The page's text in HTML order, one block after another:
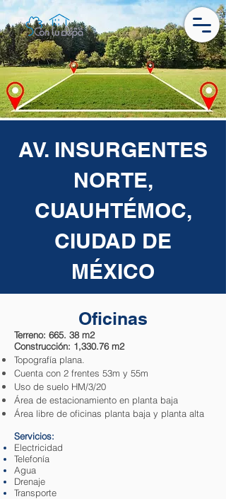
AV. INSURGENTES
NORTE,
CUAUHTÉMOC,
CIUDAD DE
MÉXICO
Oficinas
Terreno: 665. 38 m2
Construcción: 1,330.76 m2
Topografía plana.
Cuenta con 2 frentes 53m y 55m
Uso de suelo HM/3/20
Área de estacionamiento en planta baja
Área libre de oficinas planta baja y planta alta
Servicios:
Electricidad
Telefonía
Agua
Drenaje
Transporte